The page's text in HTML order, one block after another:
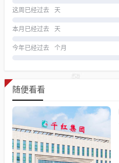
这周已经过去 天
本月已经过去 天
今年已经过去 个月
随便看看